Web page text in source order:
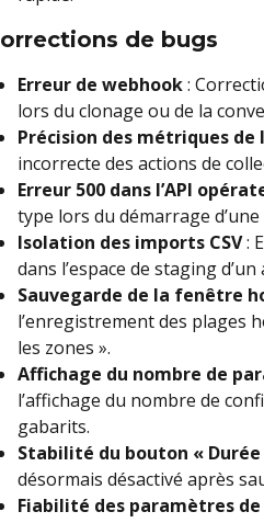
de bugs
Erreur de webhook :
lors du clonage ou de la
Précision des métriques de
incorrecte des actions de
Erreur 500 dans l’API
type lors du démarrage
Isolation des imports CSV :
dans l’espace de staging
Sauvegarde de la fenêtre
l’enregistrement des plages
les zones ».
Affichage du nombre de
l’affichage du nombre de
gabarits.
Stabilité du bouton «
désormais désactivé après
Fiabilité des paramètres de